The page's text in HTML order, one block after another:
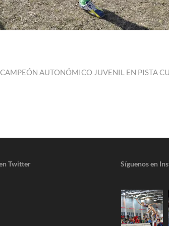
AUTONÓMICO JUVENIL EN PISTA
Twitter Síguenos en